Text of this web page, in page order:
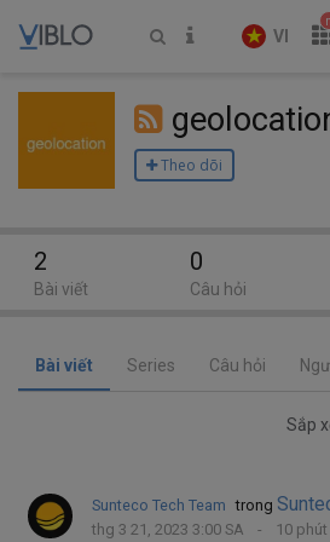
VI
Theo dõi
Bài viết Series Câu hỏi
Sắp
Sunteco Tech Team trong
thg 3 21, 2023 3:00 SA 10
2
Bài viết
0
Câu hỏi